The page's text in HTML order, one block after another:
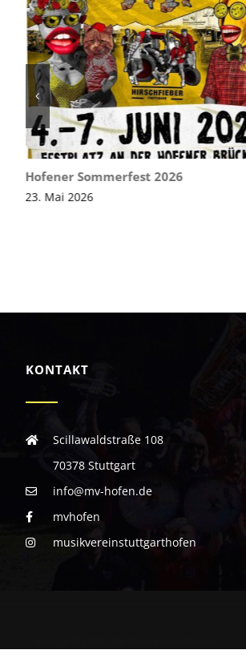
Hofener Sommerfest 2026
23. Mai 2026
KONTAKT
Scillawaldstraße 108
70378 Stuttgart
info@mv-hofen.de
mvhofen
musikvereinstuttgarthofen